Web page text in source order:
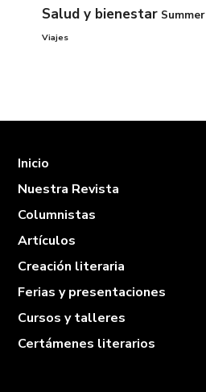
Salud y bienestar
Viajes
Inicio
Nuestra Revista
Columnistas
Artículos
Creación literaria
Ferias y presentaciones
Cursos y talleres
Certámenes literarios